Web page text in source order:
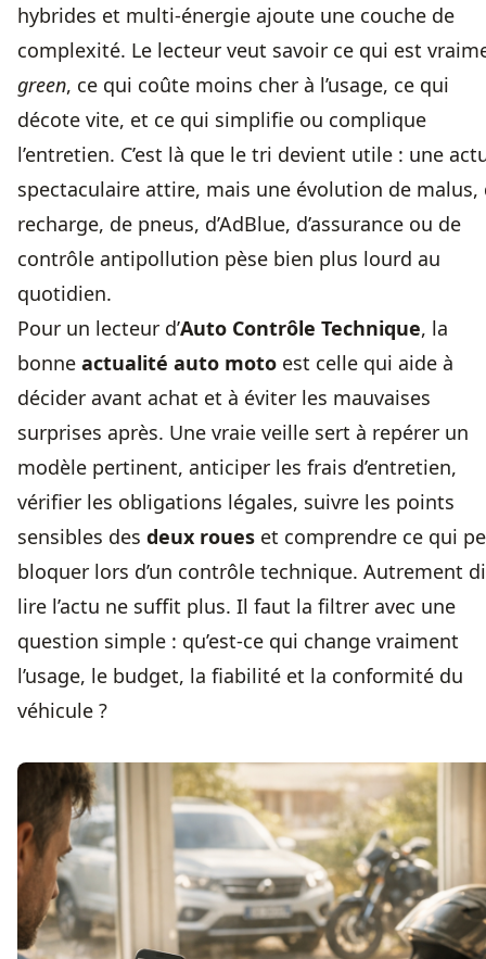
hybrides et multi-énergie ajoute une couche de
complexité. Le lecteur veut savoir ce qui est
green, ce qui coûte moins cher à l’usage, ce qui
décote vite, et ce qui simplifie ou complique
l’entretien. C’est là que le tri devient utile : une
spectaculaire attire, mais une évolution de malus,
recharge, de pneus, d’AdBlue, d’assurance ou de
contrôle antipollution pèse bien plus lourd au
quotidien.
Pour un lecteur d’Auto Contrôle Technique, la
bonne actualité auto moto est celle qui aide à
décider avant achat et à éviter les mauvaises
surprises après. Une vraie veille sert à repérer un
modèle pertinent, anticiper les frais d’entretien,
vérifier les obligations légales, suivre les points
sensibles des deux roues et comprendre ce qui
bloquer lors d’un contrôle technique. Autrement
lire l’actu ne suffit plus. Il faut la filtrer avec une
question simple : qu’est-ce qui change vraiment
l’usage, le budget, la fiabilité et la conformité du
véhicule ?